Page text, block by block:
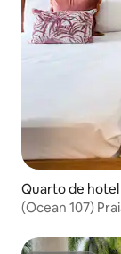
Quarto de hotel
(Ocean 107)